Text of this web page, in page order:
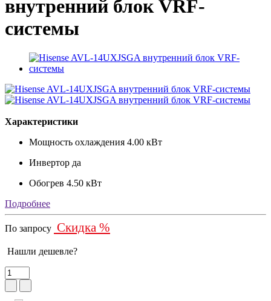
внутренний блок VRF-
системы
Характеристики
Мощность охлаждения 4.00 кВт
Инвертор да
Обогрев 4.50 кВт
Подробнее
По запросу Скидка %
Нашли дешевле?